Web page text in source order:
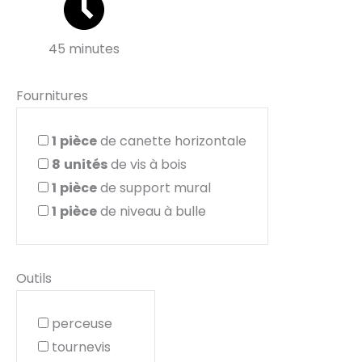
45 minutes
Fournitures
1 piècede canette horizontale
8 unitésde vis à bois
1 piècede support mural
1 piècede niveau à bulle
Outils
perceuse
tournevis